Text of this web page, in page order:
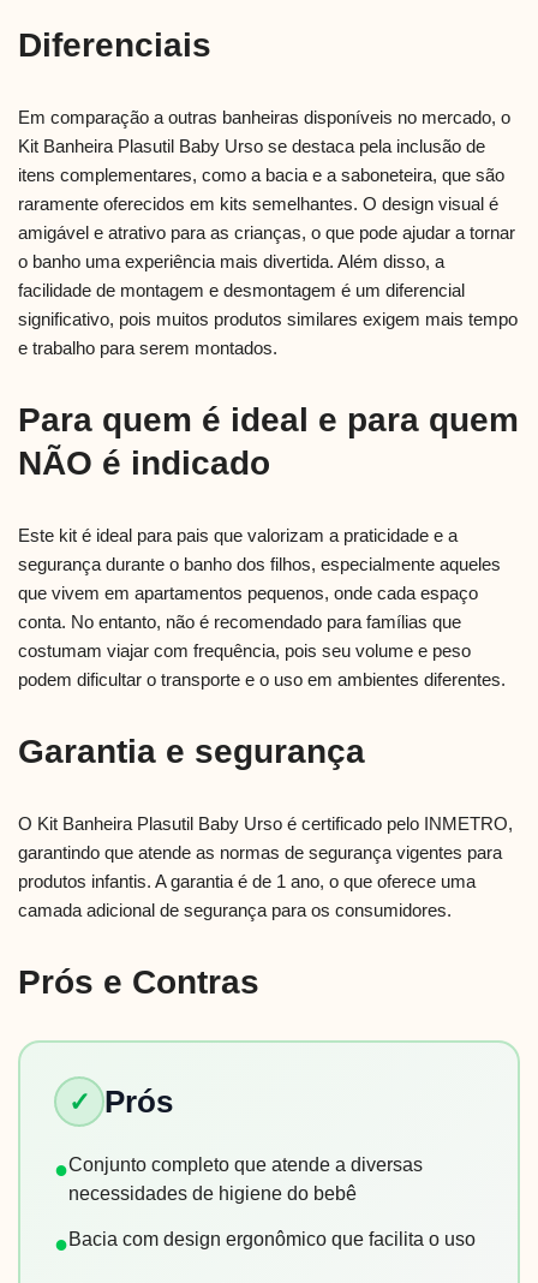
Diferenciais
Em comparação a outras banheiras disponíveis no mercado, o
Kit Banheira Plasutil Baby Urso se destaca pela inclusão de
itens complementares, como a bacia e a saboneteira, que são
raramente oferecidos em kits semelhantes. O design visual é
amigável e atrativo para as crianças, o que pode ajudar a tornar
o banho uma experiência mais divertida. Além disso, a
facilidade de montagem e desmontagem é um diferencial
significativo, pois muitos produtos similares exigem mais tempo
e trabalho para serem montados.
Para quem é ideal e para quem
NÃO é indicado
Este kit é ideal para pais que valorizam a praticidade e a
segurança durante o banho dos filhos, especialmente aqueles
que vivem em apartamentos pequenos, onde cada espaço
conta. No entanto, não é recomendado para famílias que
costumam viajar com frequência, pois seu volume e peso
podem dificultar o transporte e o uso em ambientes diferentes.
Garantia e segurança
O Kit Banheira Plasutil Baby Urso é certificado pelo INMETRO,
garantindo que atende as normas de segurança vigentes para
produtos infantis. A garantia é de 1 ano, o que oferece uma
camada adicional de segurança para os consumidores.
Prós e Contras
✓ Prós
●Conjunto completo que atende a diversas
necessidades de higiene do bebê
●Bacia com design ergonômico que facilita o uso